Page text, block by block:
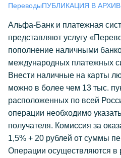
ПереводыПУБЛИКАЦИЯ В
Альфа-Банк и платежная
представляют услугу
пополнение наличными
международных платежных
Внести наличные на карты
можно в более чем 13 тыс.
расположенных по всей
операции необходимо
получателя. Комиссия за
1,5% + 20 рублей от суммы
Операции осуществляются в